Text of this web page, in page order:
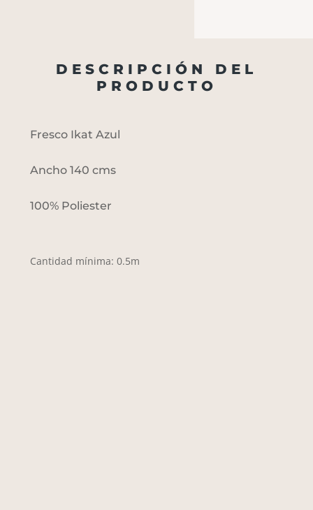
DESCRIPCIÓN DEL
PRODUCTO
Fresco Ikat Azul
Ancho 140 cms
100% Poliester
Cantidad mínima: 0.5m